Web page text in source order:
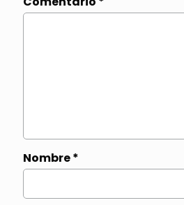
Nombre*